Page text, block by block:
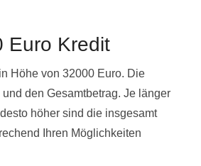
Euro Kredit
Höhe von 32000 Euro. Die
und den Gesamtbetrag. Je länger
höher sind die insgesamt
Ihren Möglichkeiten